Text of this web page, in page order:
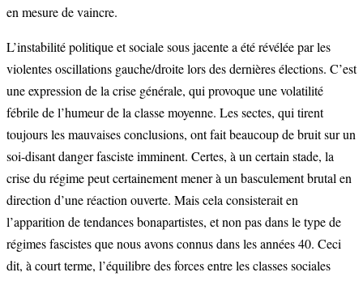
en mesure de vaincre.
L’instabilité politique et sociale sous jacente a été révélée par les
violentes oscillations gauche/droite lors des dernières élections. C’est
une expression de la crise générale, qui provoque une volatilité
fébrile de l’humeur de la classe moyenne. Les sectes, qui tirent
toujours les mauvaises conclusions, ont fait beaucoup de bruit sur un
soi-disant danger fasciste imminent. Certes, à un certain stade, la
crise du régime peut certainement mener à un basculement brutal en
direction d’une réaction ouverte. Mais cela consisterait en
l’apparition de tendances bonapartistes, et non pas dans le type de
régimes fascistes que nous avons connus dans les années 40. Ceci
dit, à court terme, l’équilibre des forces entre les classes sociales